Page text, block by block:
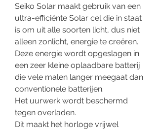
Seiko Solar maakt gebruik van een
ultra-efficiënte Solar cel die in staat
is om uit alle soorten licht, dus niet
alleen zonlicht, energie te creëren.
Deze energie wordt opgeslagen in
een zeer kleine oplaadbare batterij
die vele malen langer meegaat dan
conventionele batterijen.
Het uurwerk wordt beschermd
tegen overladen.
Dit maakt het horloge vrijwel